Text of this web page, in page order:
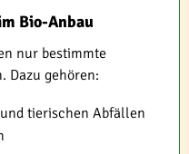
Bio-Anbau
nur bestimmte
Dazu gehören:
tierischen Abfällen